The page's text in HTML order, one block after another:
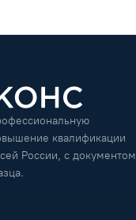
квалификации
России, с документом